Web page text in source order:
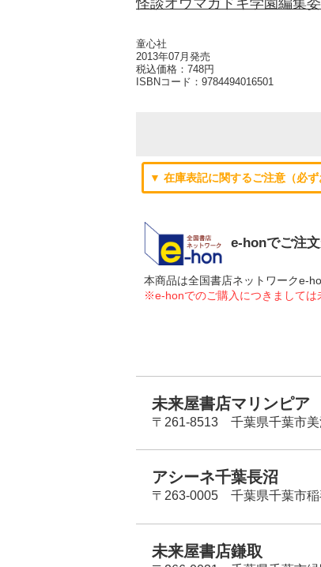
怪談オウマガドキ学園編
童心社
2013年07月発売
税込価格：748円
ISBNコード： 9784494016501
▼ 在庫表記に関するご注意（必ず
e-honでご注
本商品は全国書店ネットワークe-
※e-honでのご購入につきましては
未来屋書店マリンピア
〒261-8513 千葉県千葉市美
アシーネ千葉長沼
〒263-0005 千葉県千葉市稲
未来屋書店鎌取